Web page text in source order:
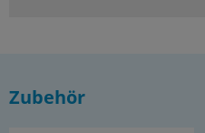
Zubehör